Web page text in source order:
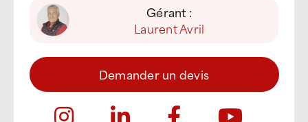
Gérant :
Laurent Avril
Demander un devis